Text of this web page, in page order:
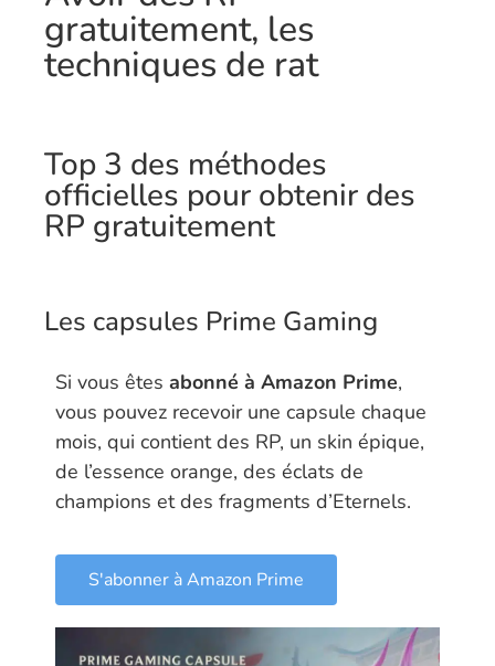
gratuitement, les
techniques de rat
Top 3 des méthodes
officielles pour obtenir des
RP gratuitement
Les capsules Prime Gaming
Si vous êtes abonné à Amazon Prime,
vous pouvez recevoir une capsule chaque
mois, qui contient des RP, un skin épique,
de l’essence orange, des éclats de
champions et des fragments d’Eternels.
S'abonner à Amazon Prime